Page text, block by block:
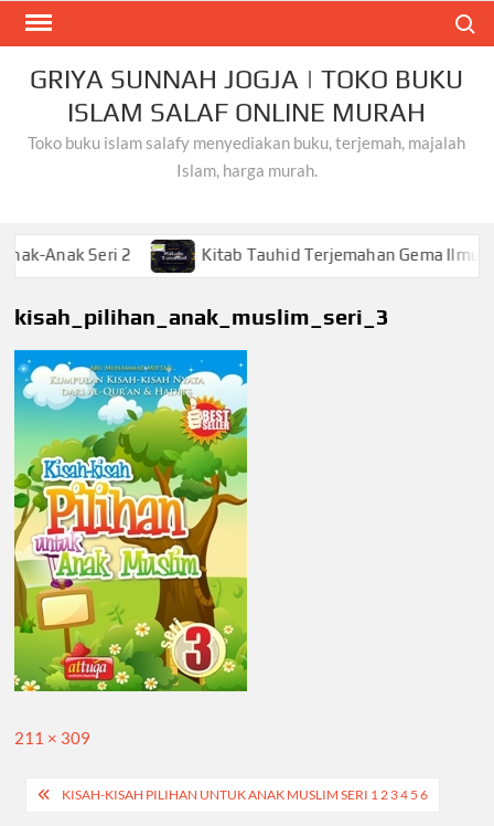
Skip
contentGRIYA SUNNAH JOGJA | TOKO BUKU
ISLAM SALAF ONLINE MURAH
Toko buku islam salafy menyediakan buku, terjemah, majalah
Islam, harga murah.
Seri 2 Kitab Tauhid Terjemahan Gema Ilmu
kisah_pilihan_anak_muslim_seri_3
Full
211 × 309
Navigasi
KISAH-KISAH PILIHAN UNTUK ANAK MUSLIM SERI 1 2 3 4 5 6